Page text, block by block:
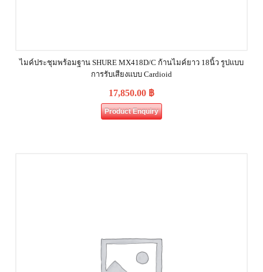
ไมค์ประชุมพร้อมฐาน SHURE MX418D/C ก้านไมค์ยาว 18นิ้ว รูปแบบ
การรับเสียงแบบ Cardioid
17,850.00 ฿
Product Enquiry